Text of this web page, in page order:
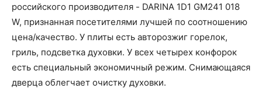
российского производителя - DARINA 1D1 GM241 018
W, признанная посетителями лучшей по соотношению
цена/качество. У плиты есть авторозжиг горелок,
гриль, подсветка духовки. У всех четырех конфорок
есть специальный экономичный режим. Снимающаяся
дверца облегчает очистку духовки.